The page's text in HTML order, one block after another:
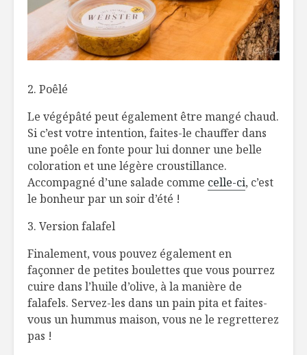
2. Poêlé
Le végépâté peut également être mangé chaud.
Si c’est votre intention, faites-le chauffer dans
une poêle en fonte pour lui donner une belle
coloration et une légère croustillance.
Accompagné d’une salade comme celle-ci, c’est
le bonheur par un soir d’été !
3. Version falafel
Finalement, vous pouvez également en
façonner de petites boulettes que vous pourrez
cuire dans l’huile d’olive, à la manière de
falafels. Servez-les dans un pain pita et faites-
vous un hummus maison, vous ne le regretterez
pas !